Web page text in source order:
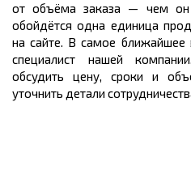
от объёма заказа — чем
обойдётся одна единица
на сайте. В самое ближайшее
специалист нашей
обсудить цену, сроки и
уточнить детали